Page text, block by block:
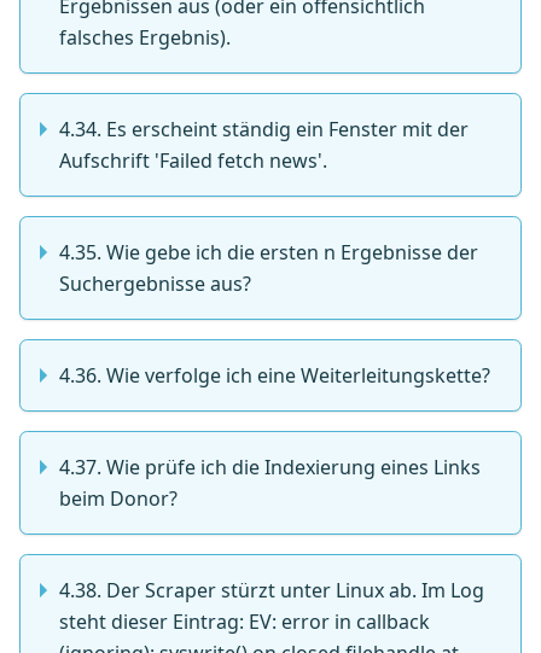
Ergebnissen aus (oder ein offensichtlich
falsches Ergebnis).
4.34. Es erscheint ständig ein Fenster mit der
Aufschrift 'Failed fetch news'.
4.35. Wie gebe ich die ersten n Ergebnisse der
Suchergebnisse aus?
4.36. Wie verfolge ich eine Weiterleitungskette?
4.37. Wie prüfe ich die Indexierung eines Links
beim Donor?
4.38. Der Scraper stürzt unter Linux ab. Im Log
steht dieser Eintrag: EV: error in callback